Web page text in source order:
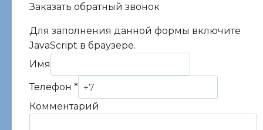
Заказать обратный звонок
Для заполнения данной формы включите
JavaScript в браузере.
Имя
Телефон *
Комментарий
Комментарий